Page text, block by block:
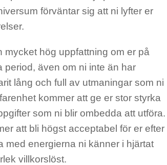
förväntar sig att ni lyfter er
mycket hög uppfattning om er på
period, även om ni inte än har
lång och full av utmaningar som ni
kommer att ge er stor styrka
som ni blir ombedda att utföra.
att bli högst acceptabel för er efter
med energierna ni känner i hjärtat
villkorslöst.